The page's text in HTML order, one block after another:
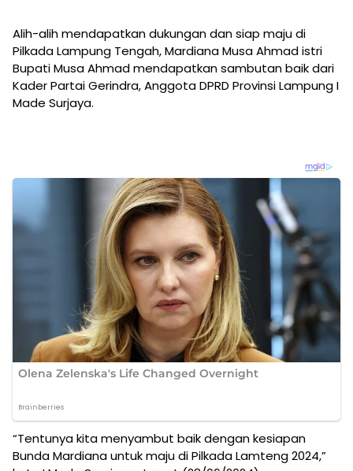
Alih-alih mendapatkan dukungan dan siap maju di
Pilkada Lampung Tengah, Mardiana Musa Ahmad istri
Bupati Musa Ahmad mendapatkan sambutan baik dari
Kader Partai Gerindra, Anggota DPRD Provinsi Lampung I
Made Surjaya.
“Tentunya kita menyambut baik dengan kesiapan
Bunda Mardiana untuk maju di Pilkada Lamteng 2024,”